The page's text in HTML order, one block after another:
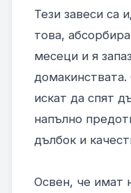
Тези завеси са
това,
месеци и я
искат да спят
напълно
дълбок и
Освен, че имат